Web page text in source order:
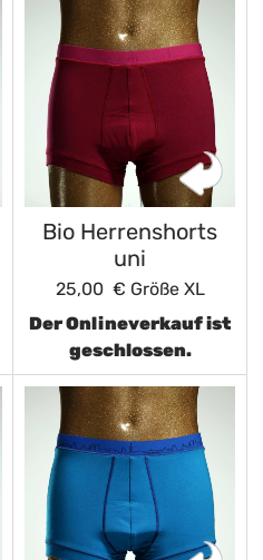
Bio Herrenshorts
uni
25,00 € Größe XL
Der Onlineverkauf ist
geschlossen.